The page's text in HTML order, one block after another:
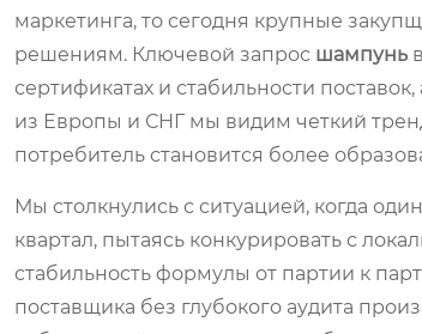
маркетинга, то сегодня крупные
решениям. Ключевой запрос шампунь
сертификатах и стабильности
из Европы и СНГ мы видим четкий
потребитель становится более
Мы столкнулись с ситуацией, когда
квартал, пытаясь конкурировать с
стабильность формулы от партии к
поставщика без глубокого аудита